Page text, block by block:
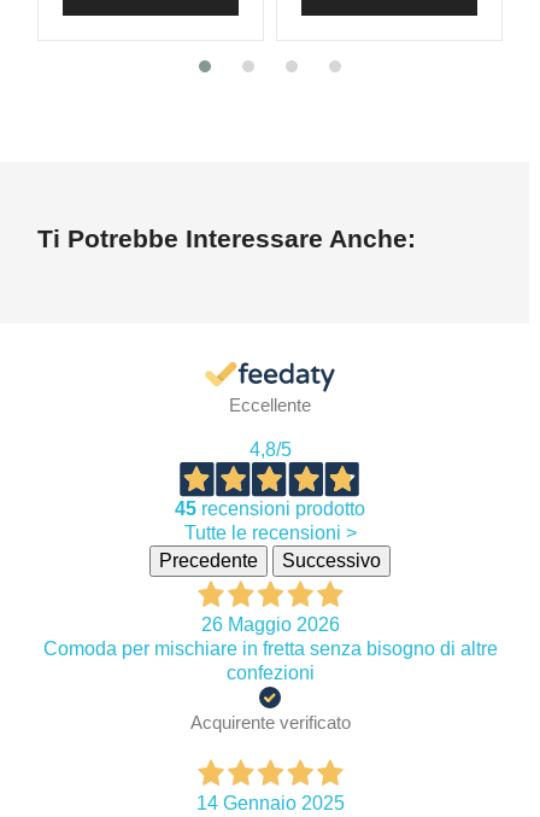
Ti Potrebbe Interessare Anche:
Eccellente
4,8/5
45 recensioni prodotto
Tutte le recensioni >
Precedente
Successivo
26 Maggio 2026
Comoda per mischiare in fretta senza bisogno di altre
confezioni
Acquirente verificato
14 Gennaio 2025